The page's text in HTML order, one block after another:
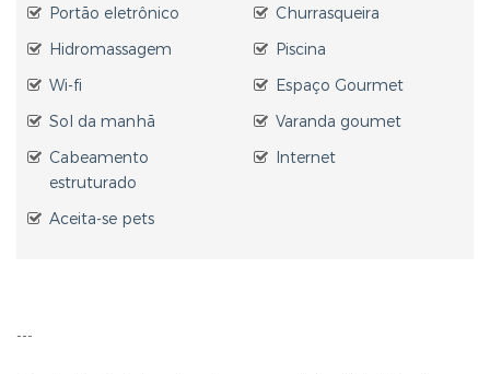
Portão eletrônico
Churrasqueira
Hidromassagem
Piscina
Wi-fi
Espaço Gourmet
Sol da manhã
Varanda goumet
Cabeamento
estruturado
Internet
Aceita-se pets
---